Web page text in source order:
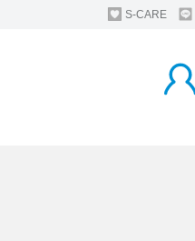
S-CARE